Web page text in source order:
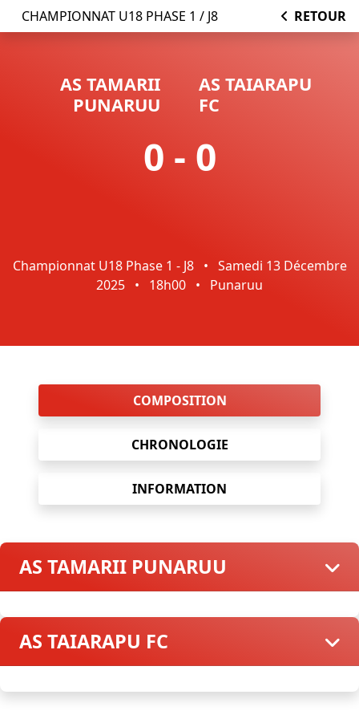
CHAMPIONNAT U18 PHASE 1 / J8 RETOUR
AS TAMARII
PUNARUU
AS TAIARAPU
FC
0 - 0
Championnat U18 Phase 1 - J8 • Samedi 13 Décembre
2025 • 18h00 • Punaruu
COMPOSITION
CHRONOLOGIE
INFORMATION
AS TAMARII PUNARUU
AS TAIARAPU FC